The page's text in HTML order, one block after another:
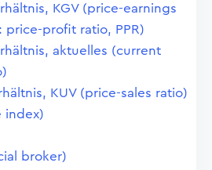
KGV (price-earnings
price-profit ratio, PPR)
aktuelles (current
KUV (price-sales ratio)
index)
broker)